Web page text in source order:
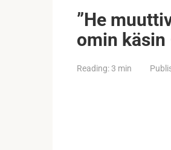
”He
omin käsin
Reading:3 min